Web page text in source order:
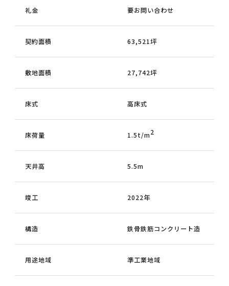
礼金 要お問い合わせ
契約面積 63,521坪
敷地面積 27,742坪
床式 高床式
床荷量 1.5t/m2
天井高 5.5m
竣工 2022年
構造 鉄骨鉄筋コンクリート造
用途地域 準工業地域